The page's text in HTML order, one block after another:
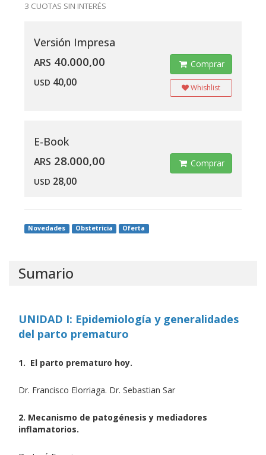
3 CUOTAS SIN INTERÉS
Versión Impresa
ARS 40.000,00
USD 40,00
Comprar
Whishlist
E-Book
ARS 28.000,00
USD 28,00
Comprar
Novedades Obstetricia Oferta
Sumario
UNIDAD I: Epidemiología y generalidades
del parto prematuro
1. El parto prematuro hoy.
Dr. Francisco Elorriaga. Dr. Sebastian Sar
2. Mecanismo de patogénesis y mediadores
inflamatorios.